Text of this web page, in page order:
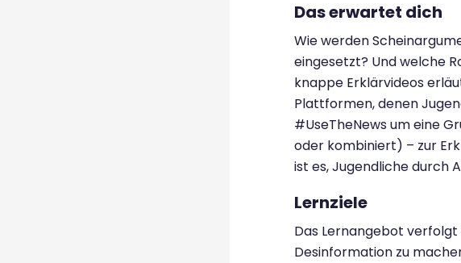
Das erwartet dich
Wie werden
eingesetzt? Und welche
knappe Erklärvideos
Plattformen, denen
#UseTheNews um eine
oder kombiniert) – zur
ist es, Jugendliche durch
Lernziele
Das Lernangebot
Desinformation zu